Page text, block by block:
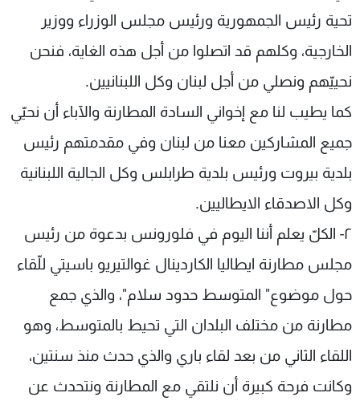
تحية رئيس الجمهورية ورئيس مجلس الوزراء ووزير
الخارجية، وكلهم قد اتصلوا من أجل هذه الغاية، فنحن
نحييّهم ونصلي من أجل لبنان وكل اللبنانيين.
كما يطيب لنا مع إخواني السادة المطارنة والآباء أن نحيّي
جميع المشاركين معنا من لبنان وفي مقدمتهم رئيس
بلدية بيروت ورئيس بلدية طرابلس وكل الجالية اللبنانية
وكل الاصدقاء الايطاليين.
٢- الكلّ يعلم أننا اليوم في فلورونس بدعوة من رئيس
مجلس مطارنة ايطاليا الكاردينال غوالتيريو باسيتي للّقاء
حول موضوع" المتوسط حدود سلام"، والذي جمع
مطارنة من مختلف البلدان التي تحيط بالمتوسط، وهو
اللقاء الثاني من بعد لقاء باري والذي حدث منذ سنتين،
وكانت فرحة كبيرة أن نلتقي مع المطارنة ونتحدث عن